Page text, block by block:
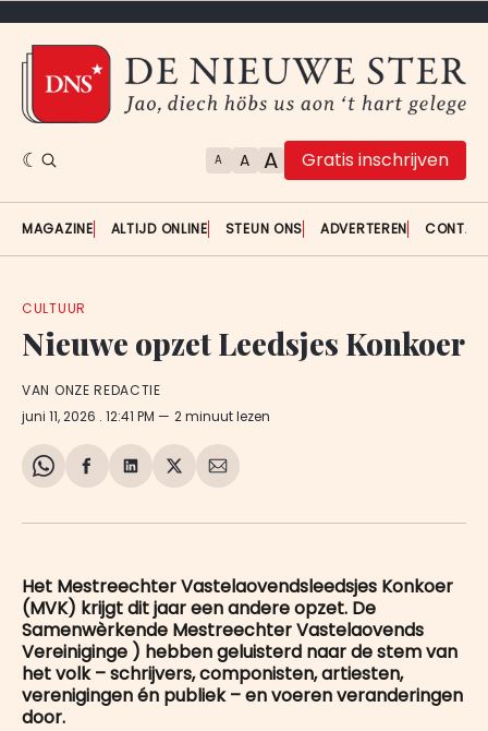
A A A Gratis inschrijven
MAGAZINE ALTIJD ONLINE STEUN ONS ADVERTEREN
CULTUUR
Nieuwe opzet Leedsjes Konkoer
VAN ONZE REDACTIE
juni 11, 2026 . 12:41 PM 2 minuut lezen
Share
WhatsApp
Delen
Facebook
Delen
LinkedIn
Share
X
Deel
E-
Het Mestreechter Vastelaovendsleedsjes Konkoer
(MVK) krijgt dit jaar een andere opzet. De
Samenwèrkende Mestreechter Vastelaovends
Vereiniginge ) hebben geluisterd naar de stem van
het volk – schrijvers, componisten, artiesten,
verenigingen én publiek – en voeren veranderingen
door.